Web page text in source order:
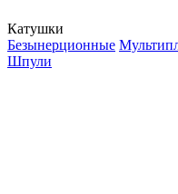
Катушки
Безынерционные
Шпули